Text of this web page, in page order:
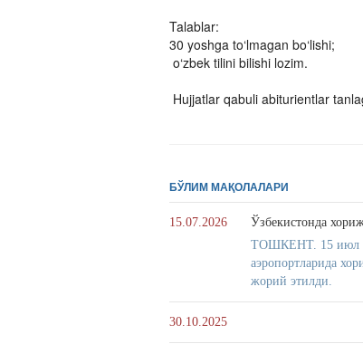
Talablar:
30 yoshga to‘lmagan bo‘lishi;
o‘zbek tilini bilishi lozim.
Hujjatlar qabuli abiturientlar
БЎЛИМ МАҚОЛАЛАРИ
15.07.2026
Ўзбекистонда
ТОШКЕНТ. 15 июл -
аэропортларида
жорий этилди.
30.10.2025